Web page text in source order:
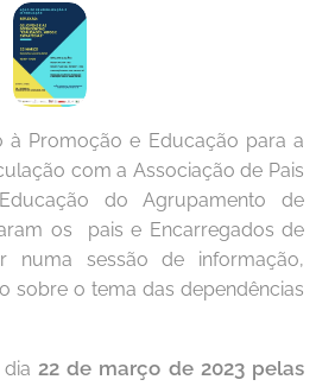
à Promoção e Educação para a
com a Associação de Pais
do Agrupamento de
os pais e Encarregados de
numa sessão de informação,
sobre o tema das dependências
22 de março de 2023 pelas